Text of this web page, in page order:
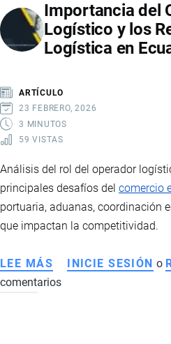
DESAFÍOS,
COSTOS
Y
IMPORTAR
Y
EXPORTAR
Importancia del
Logístico y los
Logística en
ARTÍCULO
23 FEBRERO, 2026
3 MINUTOS
59 VISTAS
Análisis del rol del operador
principales desafíos del comercio
portuaria, aduanas, coordinación
que impactan la competitividad.
LEE MÁS SOBRE
IMPORTANCIA
INICIE SESIÓN o
comentarios